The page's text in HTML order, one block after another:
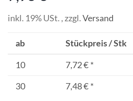
inkl. 19% USt. , zzgl.Versand
ab Stückpreis / Stk
10 7,72 € *
30
7,48 € *